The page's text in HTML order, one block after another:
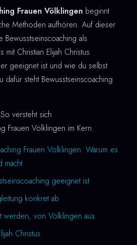
Frauen Völklingen beginnt
Methoden aufhören. Auf dieser
als
Christian Elijah Christus
geeignet ist und wie du selbst
dafür steht Bewusstseinscoaching
So versteht sich
Frauen Völklingen im Kern.
Frauen Völklingen: Warum es
macht
geeignet ist
konkret ab
werden, von Völklingen aus
Christus